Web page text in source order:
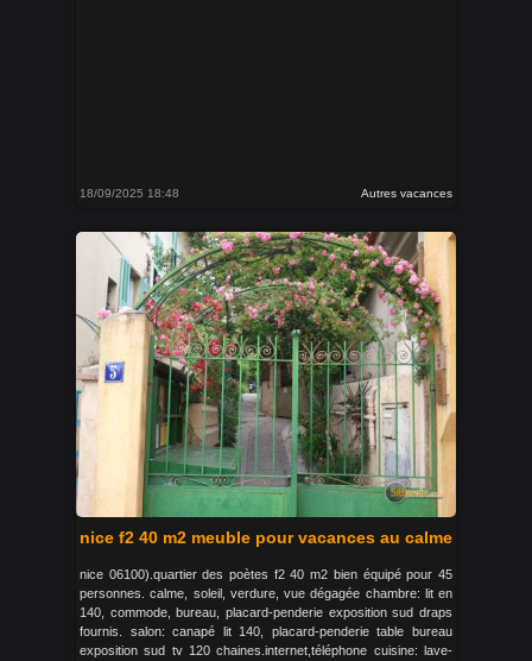
18/09/2025 18:48 Autres vacances
nice f2 40 m2 meuble pour vacances au calme
nice 06100).quartier des poètes f2 40 m2 bien équipé pour 45
personnes. calme, soleil, verdure, vue dégagée chambre: lit en
140, commode, bureau, placard-penderie exposition sud draps
fournis. salon: canapé lit 140, placard-penderie table bureau
exposition sud tv 120 chaines.internet,téléphone cuisine: lave-